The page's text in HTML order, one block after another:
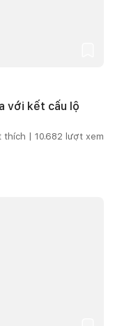
với kết cấu lộ
thích | 10.682 lượt xem